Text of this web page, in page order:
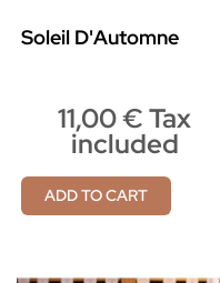
Soleil D'Automne
11,00 € Tax
included
ADD TO CART